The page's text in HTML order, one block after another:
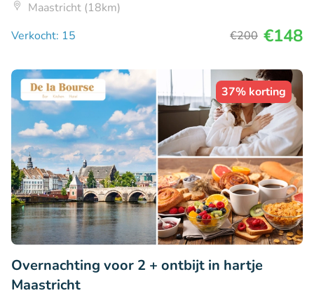
Maastricht (18km)
Verkocht: 15
€200 €148
37% korting
Overnachting voor 2 + ontbijt in hartje
Maastricht